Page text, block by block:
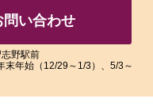
い
だ
い合わせ
野駅前
年始（12/29～1/3）、5/3～